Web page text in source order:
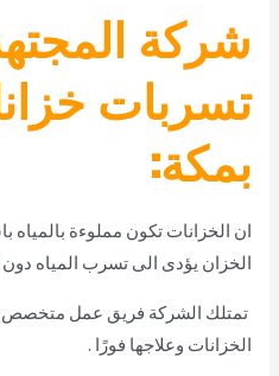
شركة
تسربات
بمكة:
ان الخزانات تكون مملوءة
الخزان يؤدى الى تسرب المياه دون
تمتلك الشركة فريق عمل متخصص
الخزانات وعلاجها فورًا .